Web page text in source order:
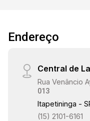
Endereço
Central de
Rua Venâncio
013
Itapetininga -
(15) 2101-6161